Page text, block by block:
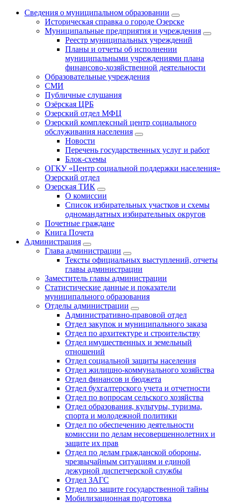
Сведения о муниципальном образовании
Историческая справка о городе Озерске
Муниципальные предприятия и учреждения
Реестр муниципальных учреждений
Планы и отчеты об исполнении
муниципальными учреждениями плана
финансово-хозяйственной деятельности
Образовательные учреждения
СМИ
Публичные слушания
Озёрская ЦРБ
Озерский отдел МФЦ
Озерский комплексный центр социального
обслуживания населения
Новости
Перечень государственных услуг и работ
Блок-схемы
ОГКУ «Центр социальной поддержки населения»
Озерский отдел
Озерская ТИК
О комиссии
Список избирательных участков и схемы
одномандатных избирательных округов
Почетные граждане
Книга Почета
Администрация
Глава администрации
Тексты официальных выступлений, отчеты
главы администрации
Заместитель главы администрации
Статистические данные и показатели
муниципального образования
Отделы администрации
Административно-правовой отдел
Отдел закупок и муниципального заказа
Отдел по архитектуре и строительству
Отдел имущественных и земельный
отношений
Отдел социальной защиты населения
Отдел жилищно-коммунального хозяйства
Отдел финансов и бюджета
Отдел бухгалтерского учета и отчетности
Отдел по вопросам сельского хозяйства
Отдел образования, культуры, туризма,
спорта и молодежной политики
Отдел по обеспечению деятельности
комиссии по делам несовершеннолетних и
защите их прав
Отдел по делам гражданской обороны,
чрезвычайным ситуациям и единой
дежурной диспетчерской службы
Отдел ЗАГС
Отдел по защите государственной тайны
Мобилизационная подготовка